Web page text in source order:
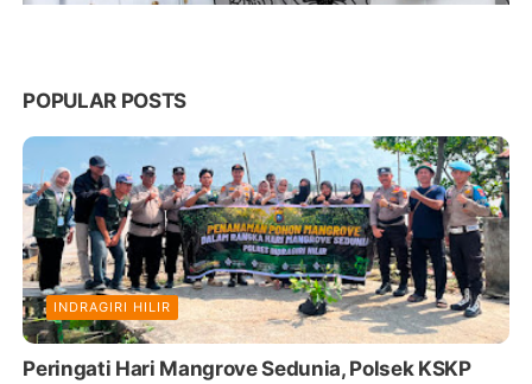
POPULAR POSTS
INDRAGIRI HILIR
Peringati Hari Mangrove Sedunia, Polsek KSKP